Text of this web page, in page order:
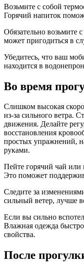
Возьмите с собой
Горячий напиток
Обязательно возьмите
может пригодиться в
Убедитесь, что ваш
находится в
Во время
Слишком высокая
из-за сильного ветра.
движения. Делайте
восстановления
простых упражнений,
руками.
Пейте горячий чай или
Это поможет
Следите за
сильный ветер, лучше
Если вы сильно
Влажная одежда
свойства.
После